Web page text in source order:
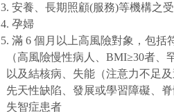
3. 安養、長期照顧(服務)等機構之
4. 孕婦
5. 滿 6 個月以上高風險對象，包
（高風險慢性病人、BMI≥30者、
以及結核病、失能（注意力不足及
先天性缺陷、發展或學習障礙、
失智症患者